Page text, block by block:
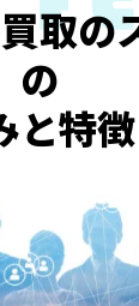
取の
の
と特徴